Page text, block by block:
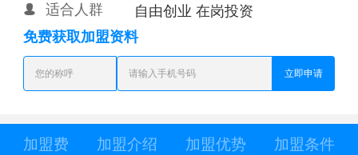
 适合人群
自由创业 在岗投资
免费获取加盟资料
立即申请
加盟费 加盟介绍 加盟优势 加盟条件